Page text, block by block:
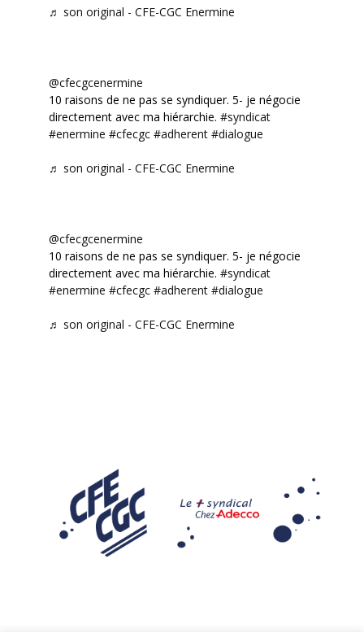
♬ son original - CFE-CGC Enermine
@cfecgcenermine
10 raisons de ne pas se syndiquer. 5- je négocie
directement avec ma hiérarchie. #syndicat
#enermine #cfecgc #adherent #dialogue
♬ son original - CFE-CGC Enermine
@cfecgcenermine
10 raisons de ne pas se syndiquer. 5- je négocie
directement avec ma hiérarchie. #syndicat
#enermine #cfecgc #adherent #dialogue
♬ son original - CFE-CGC Enermine